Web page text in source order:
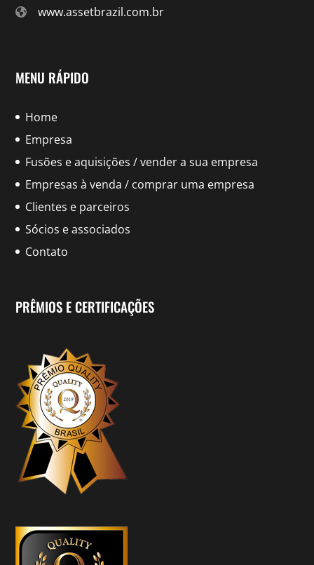
www.assetbrazil.com.br
MENU RÁPIDO
Home
Empresa
Fusões e aquisições / vender a sua empresa
Empresas à venda / comprar uma empresa
Clientes e parceiros
Sócios e associados
Contato
PRÊMIOS E CERTIFICAÇÕES